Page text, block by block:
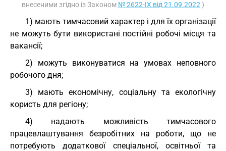
внесеними згідно із Законом № 2622-IX від 21.09.2022 )
1) мають тимчасовий характер і для їх організації
не можуть бути використані постійні робочі місця та
вакансії;
2) можуть виконуватися на умовах неповного
робочого дня;
3) мають економічну, соціальну та екологічну
користь для регіону;
4) надають можливість тимчасового
працевлаштування безробітних на роботи, що не
потребують додаткової спеціальної, освітньої та